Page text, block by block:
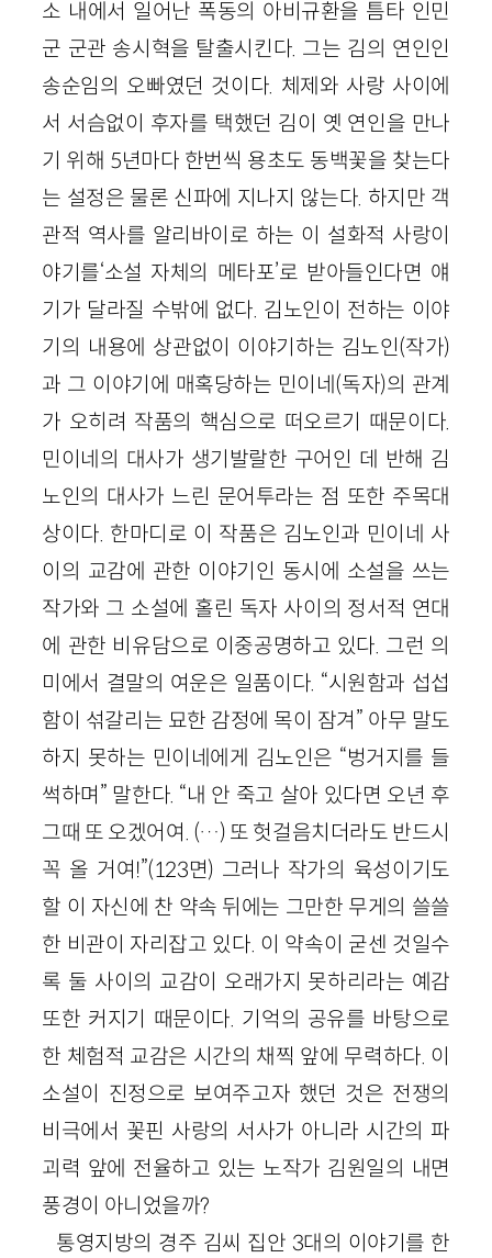
소 내에서 일어난 폭동의 아비규환을 틈타 인민
군 군관 송시혁을 탈출시킨다. 그는 김의 연인인
송순임의 오빠였던 것이다. 체제와 사랑 사이에
서 서슴없이 후자를 택했던 김이 옛 연인을 만나
기 위해 5년마다 한번씩 용초도 동백꽃을 찾는다
는 설정은 물론 신파에 지나지 않는다. 하지만 객
관적 역사를 알리바이로 하는 이 설화적 사랑이
야기를‘소설 자체의 메타포’로 받아들인다면 얘
기가 달라질 수밖에 없다. 김노인이 전하는 이야
기의 내용에 상관없이 이야기하는 김노인(작가)
과 그 이야기에 매혹당하는 민이네(독자)의 관계
가 오히려 작품의 핵심으로 떠오르기 때문이다.
민이네의 대사가 생기발랄한 구어인 데 반해 김
노인의 대사가 느린 문어투라는 점 또한 주목대
상이다. 한마디로 이 작품은 김노인과 민이네 사
이의 교감에 관한 이야기인 동시에 소설을 쓰는
작가와 그 소설에 홀린 독자 사이의 정서적 연대
에 관한 비유담으로 이중공명하고 있다. 그런 의
미에서 결말의 여운은 일품이다. “시원함과 섭섭
함이 섞갈리는 묘한 감정에 목이 잠겨” 아무 말도
하지 못하는 민이네에게 김노인은 “벙거지를 들
썩하며” 말한다. “내 안 죽고 살아 있다면 오년 후
그때 또 오겠어여. (…) 또 헛걸음치더라도 반드시
꼭 올 거여!”(123면) 그러나 작가의 육성이기도
할 이 자신에 찬 약속 뒤에는 그만한 무게의 쓸쓸
한 비관이 자리잡고 있다. 이 약속이 굳센 것일수
록 둘 사이의 교감이 오래가지 못하리라는 예감
또한 커지기 때문이다. 기억의 공유를 바탕으로
한 체험적 교감은 시간의 채찍 앞에 무력하다. 이
소설이 진정으로 보여주고자 했던 것은 전쟁의
비극에서 꽃핀 사랑의 서사가 아니라 시간의 파
괴력 앞에 전율하고 있는 노작가 김원일의 내면
풍경이 아니었을까?
통영지방의 경주 김씨 집안 3대의 이야기를 한